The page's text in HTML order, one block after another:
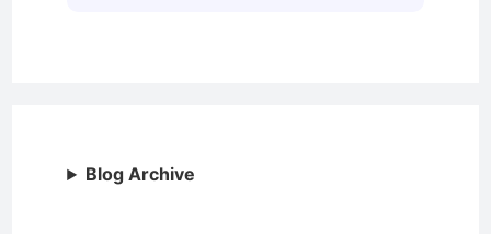
Blog Archive